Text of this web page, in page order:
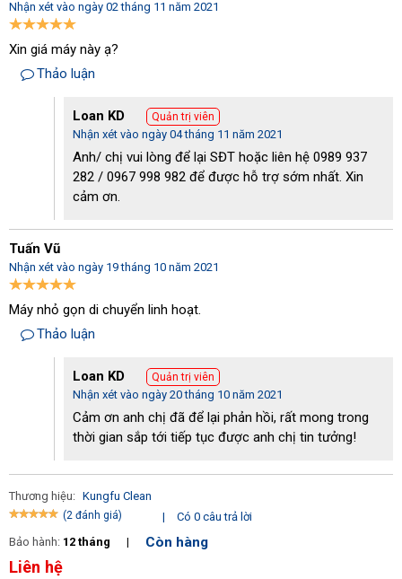
xuất, khách sạn…
Với những thông tin đã được chia sẻ về máy chà sàn
Clean AS 1500
được sản phẩm máy đánh bóng sàn bê tông
bảo chất lượng, khách hàng nên tìm đến các địa chỉ phân phối uy
điện máy Hoàng Liên. Hãy liên hệ trực tiếp với công ty qua
0989 937 282 và nghe hỗ trợ, tư vấn chi tiết.
Nhận xét vào ngày 02 tháng 11 năm 2021
Xin giá máy này ạ?
Thảo luận
Loan KD Quản trị viên
Nhận xét vào ngày 04 tháng 11 năm 2021
Anh/ chị vui lòng để lại SĐT hoặc liên hệ 0989 937
282 / 0967 998 982 để được hỗ trợ sớm nhất. Xin
cảm ơn.
Tuấn Vũ
Nhận xét vào ngày 19 tháng 10 năm 2021
Máy nhỏ gọn di chuyển linh hoạt.
Thảo luận
Loan KD Quản trị viên
Nhận xét vào ngày 20 tháng 10 năm 2021
Cảm ơn anh chị đã để lại phản hồi, rất mong trong
thời gian sắp tới tiếp tục được anh chị tin tưởng!
Thương hiệu: Kungfu Clean
(2 đánh giá) |
Có 0 câu trả lời
Bảo hành: 12 tháng | Còn hàng
Liên hệ